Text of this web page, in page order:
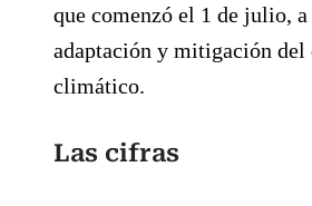
que comenzó el 1 de julio,
adaptación y mitigación del
climático.
Las cifras